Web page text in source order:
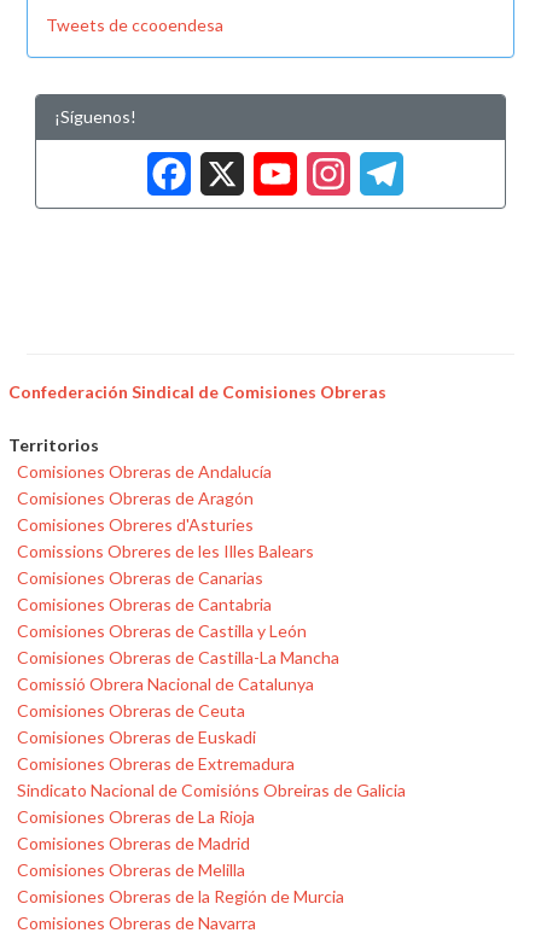
Tweets de ccooendesa
¡Síguenos!
Facebook
X
Confederación Sindical de Comisiones Obreras
Territorios
Comisiones Obreras de Andalucía
Comisiones Obreras de Aragón
Comisiones Obreres d'Asturies
Comissions Obreres de les Illes Balears
Comisiones Obreras de Canarias
Comisiones Obreras de Cantabria
Comisiones Obreras de Castilla y León
Comisiones Obreras de Castilla-La Mancha
Comissió Obrera Nacional de Catalunya
Comisiones Obreras de Ceuta
Comisiones Obreras de Euskadi
Comisiones Obreras de Extremadura
Sindicato Nacional de Comisións Obreiras de Galicia
Comisiones Obreras de La Rioja
Comisiones Obreras de Madrid
Comisiones Obreras de Melilla
Comisiones Obreras de la Región de Murcia
Comisiones Obreras de Navarra